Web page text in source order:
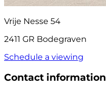
Vrije Nesse 54
2411 GR Bodegraven
Schedule a viewing
Contact information